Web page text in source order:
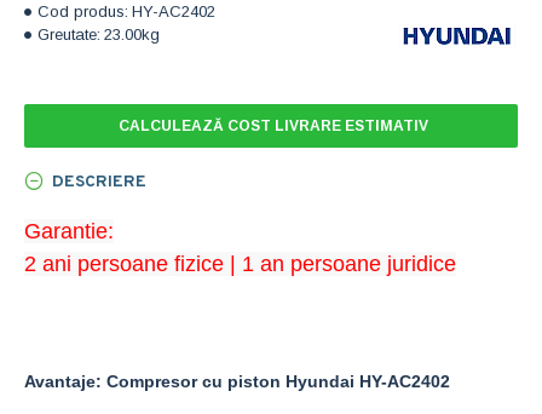
Cod produs: HY-AC2402
Greutate: 23.00kg
CALCULEAZĂ COST LIVRARE ESTIMATIV
DESCRIERE
Garantie:
2 ani persoane fizice | 1 an persoane juridice
Avantaje: Compresor cu piston Hyundai HY-AC2402